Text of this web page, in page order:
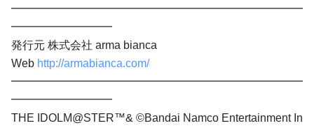
━━━━━━━━━━━━━━━━━━━━━━━━━━
━━━━━━━━━
発行元 株式会社 arma bianca
Web http://armabianca.com/
━━━━━━━━━━━━━━━━━━━━━━━━━━
━━━━━━━━━
THE IDOLM@STER™& ©Bandai Namco Entertainment In